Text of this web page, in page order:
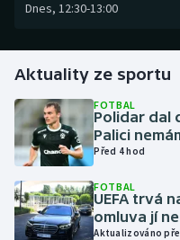
Curling
Dostihy
Florbal
Futsal
Golf
Gymnastika
Dnes, 12:30-13:00
Aktuality ze sportu
FOTBAL
Polidar dal
Palici
Před 4 hod
FOTBAL
UEFA trvá
omluva jí
Aktualizováno